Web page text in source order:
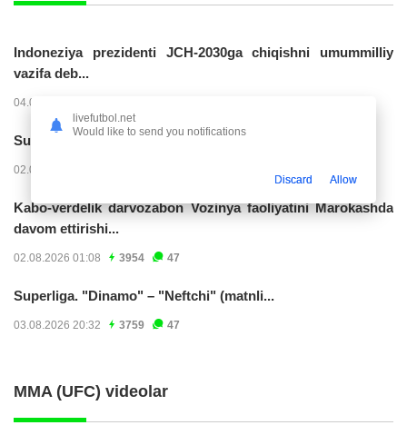
Indoneziya prezidenti JCH-2030ga chiqishni umummilliy
vazifa deb...
04.08.2026 02:11
Superliga. “Buxoro” - “Lokomotiv”...
02.08.2026 03:08
Kabo-verdelik darvozabon Vozinya faoliyatini Marokashda
davom ettirishi...
02.08.2026 01:08 3954 47
Superliga. "Dinamo" – "Neftchi" (matnli...
03.08.2026 20:32 3759 47
MMA (UFC) videolar
livefutbol.net
Would like to send you notifications
Discard Allow